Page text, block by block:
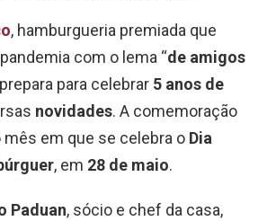
, hamburgueria premiada que
com o lema “de amigos
para celebrar 5 anos de
novidades. A comemoração
em que se celebra o Dia
, em 28 de maio.
Paduan, sócio e chef da casa,